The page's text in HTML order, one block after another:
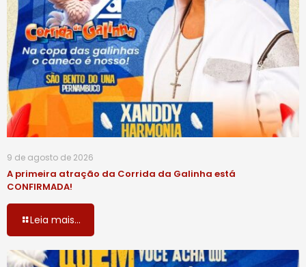
9 de agosto de 2026
A primeira atração da Corrida da Galinha está
CONFIRMADA!
Leia mais...